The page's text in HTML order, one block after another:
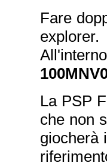
Fare
explorer.
La PSP
che non
giocherà